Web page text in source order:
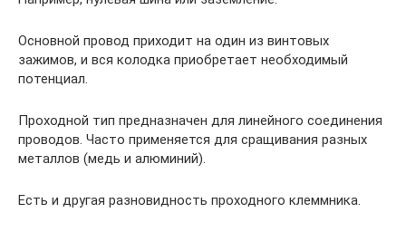
Основной провод приходит на один из винтовых
зажимов, и вся колодка приобретает необходимый
потенциал.
Проходной тип предназначен для линейного соединения
проводов. Часто применяется для сращивания разных
металлов (медь и алюминий).
Есть и другая разновидность проходного клеммника.